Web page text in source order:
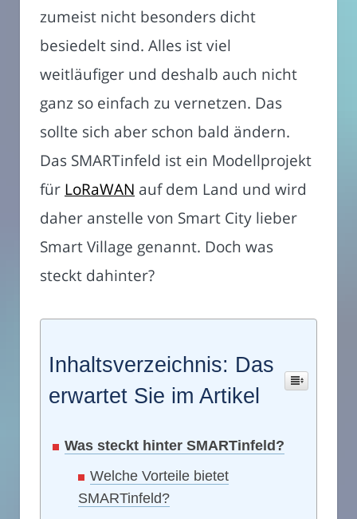
zumeist nicht besonders dicht
besiedelt sind. Alles ist viel
weitläufiger und deshalb auch nicht
ganz so einfach zu vernetzen. Das
sollte sich aber schon bald ändern.
Das SMARTinfeld ist ein Modellprojekt
für LoRaWAN auf dem Land und wird
daher anstelle von Smart City lieber
Smart Village genannt. Doch was
steckt dahinter?
Inhaltsverzeichnis: Das
erwartet Sie im Artikel
Was steckt hinter SMARTinfeld?
Welche Vorteile bietet
SMARTinfeld?